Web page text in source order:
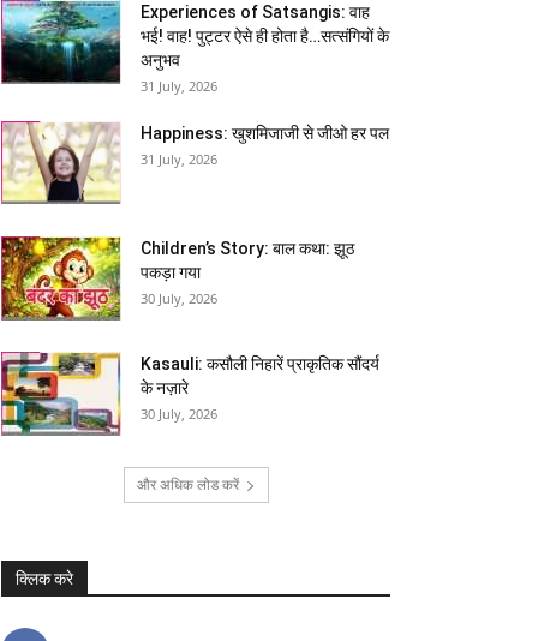
Experiences of Satsangis: वाह
भई! वाह! पुट्टर ऐसे ही होता है…सत्संगियों के
अनुभव
31 July, 2026
Happiness: खुशमिजाजी से जीओ हर पल
31 July, 2026
Children’s Story: बाल कथा: झूठ
पकड़ा गया
30 July, 2026
Kasauli: कसौली निहारें प्राकृतिक सौंदर्य
के नज़ारे
30 July, 2026
और अधिक लोड करें
क्लिक करे